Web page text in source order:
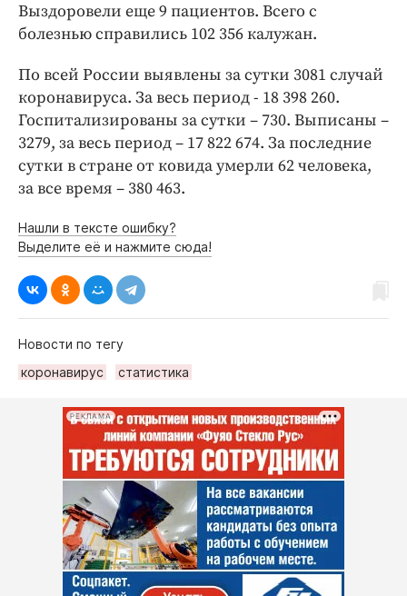
Выздоровели еще 9 пациентов. Всего с
болезнью справились 102 356 калужан.
По всей России выявлены за сутки 3081 случай
коронавируса. За весь период - 18 398 260.
Госпитализированы за сутки – 730. Выписаны –
3279, за весь период – 17 822 674. За последние
сутки в стране от ковида умерли 62 человека,
за все время – 380 463.
Нашли в тексте ошибку?
Выделите её и нажмите сюда!
Новости по тегу
коронавирус
статистика
РЕКЛАМА